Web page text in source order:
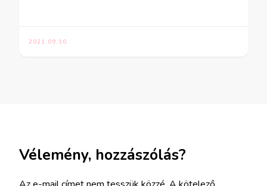
2021.09.10.
Vélemény, hozzászólás?